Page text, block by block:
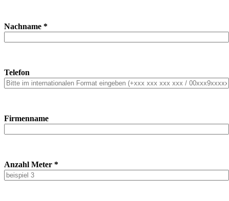
Nachname *
Telefon
Firmenname
Anzahl Meter *